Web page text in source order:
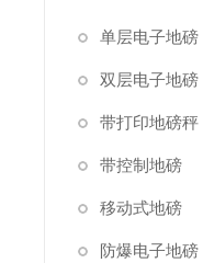
单层电子地磅
双层电子地磅
带打印地磅秤
带控制地磅
移动式地磅
防爆电子地磅